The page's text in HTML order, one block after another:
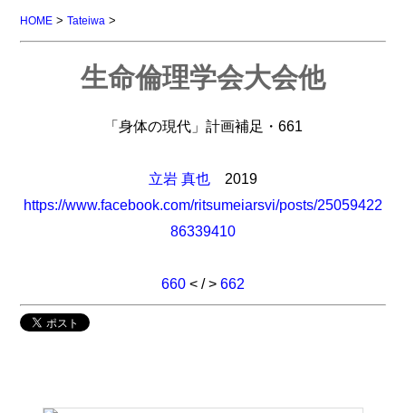
HOME >Tateiwa >
生命倫理学会大会他
「身体の現代」計画補足・661
立岩 真也 2019
https://www.facebook.com/ritsumeiarsvi/posts/25059422
86339410
660 < / > 662